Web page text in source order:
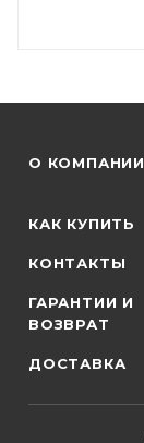
О КОМПАНИИ
КАК КУПИТЬ
КОНТАКТЫ
ГАРАНТИИ И
ВОЗВРАТ
ДОСТАВКА